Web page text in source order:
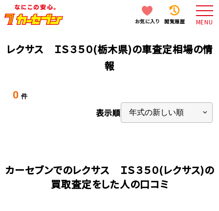
お気に入り 閲覧履歴 MENU
レクサス ＩＳ３５０(栃木県)の車査定相場の情
報
0 件
表示順
カーセブンでのレクサス ＩＳ３５０(レクサス)の
買取査定をした人の口コミ